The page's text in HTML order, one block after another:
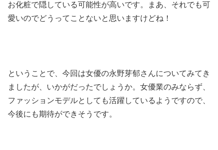
お化粧で隠している可能性が高いです。まあ、それでも可
愛いのでどうってことないと思いますけどね！
ということで、今回は女優の永野芽郁さんについてみてき
ましたが、いかがだったでしょうか。女優業のみならず、
ファッションモデルとしても活躍しているようですので、
今後にも期待ができそうです。